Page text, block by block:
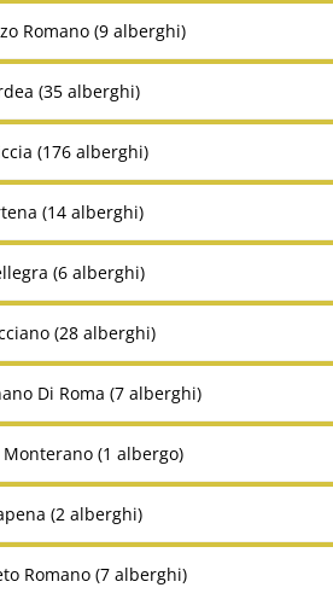
Romano (9 alberghi)
(35 alberghi)
(176 alberghi)
(14 alberghi)
(6 alberghi)
(28 alberghi)
Di Roma (7 alberghi)
Monterano (1 albergo)
(2 alberghi)
Romano (7 alberghi)